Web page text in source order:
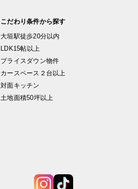
こだわり条件から探す
大垣駅徒歩20分以内
LDK15帖以上
プライスダウン物件
カースペース２台以上
対面キッチン
土地面積50坪以上